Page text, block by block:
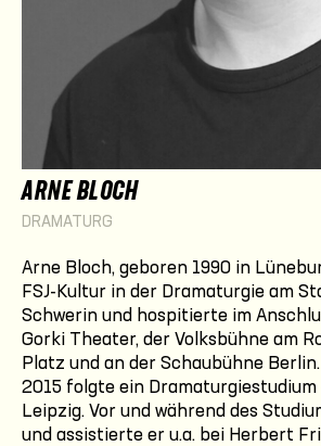
ARNE BLOCH
DRAMATURG
Arne Bloch, geboren 1990 in
FSJ-Kultur in der Dramaturgie am
Schwerin und hospitierte im
Gorki Theater, der Volksbühne am
Platz und an der Schaubühne
2015 folgte ein Dramaturgiestudium
Leipzig. Vor und während des
und assistierte er u.a. bei Herbert